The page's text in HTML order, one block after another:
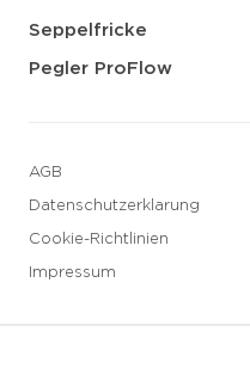
Seppelfricke
Pegler ProFlow
AGB
Datenschutzerklarung
Cookie-Richtlinien
Impressum